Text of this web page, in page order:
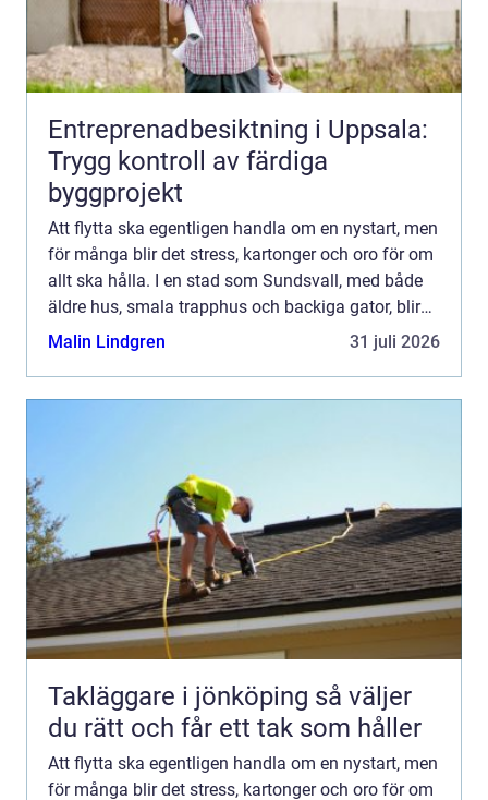
Entreprenadbesiktning i Uppsala:
Trygg kontroll av färdiga
byggprojekt
Att flytta ska egentligen handla om en nystart, men
för många blir det stress, kartonger och oro för om
allt ska hålla. I en stad som Sundsvall, med både
äldre hus, smala trapphus och backiga gator, blir
valet av flyt...
Malin Lindgren 31 juli 2026
Takläggare i jönköping så väljer
du rätt och får ett tak som håller
Att flytta ska egentligen handla om en nystart, men
för många blir det stress, kartonger och oro för om